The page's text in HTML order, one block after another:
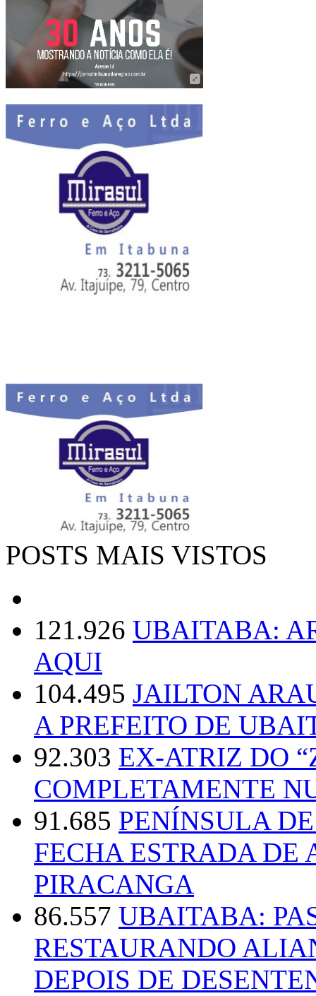
POSTS MAIS VISTOS
121.926 UBAITABA:
AQUI
104.495 JAILTON
A PREFEITO DE
92.303 EX-ATRIZ DO
COMPLETAMENTE
91.685 PENÍNSULA
FECHA ESTRADA DE
PIRACANGA
86.557 UBAITABA:
RESTAURANDO
DEPOIS DE